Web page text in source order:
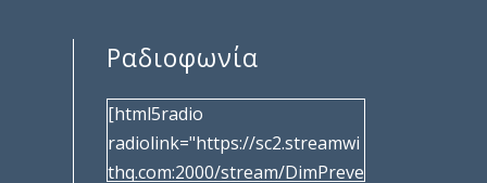
Ραδιοφωνία
[html5radio
radiolink="https://sc2.streamwi
thq.com:2000/stream/DimPreve